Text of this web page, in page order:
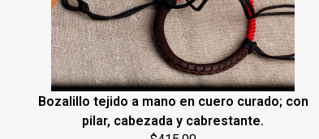
Bozalillo tejido a mano en cuero curado; con
pilar, cabezada y cabrestante.